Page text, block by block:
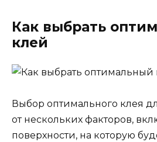
Как выбрать
клей
Выбор оптимального клея
от нескольких факторов,
поверхности, на которую